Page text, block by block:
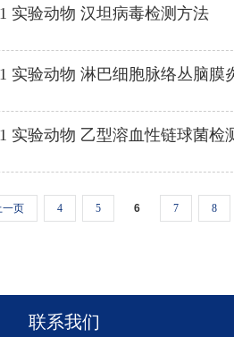
实验动物 汉坦病毒检测方法
实验动物 淋巴细胞脉络丛脑膜
实验动物 乙型溶血性链球菌检
一页 4 5 6 7 8
联系我们